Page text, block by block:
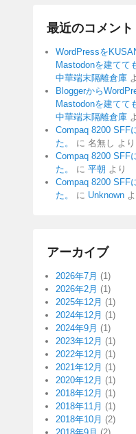
最近のコメント
WordPressを
Mastodonを建てて
中華端末隔離倉庫
Bloggerから
Mastodonを建てて
中華端末隔離倉庫
Compaq 8200 SFF
た。
に 名無し より
Compaq 8200 SFF
た。
に 平朝 より
Compaq 8200 SFF
た。
に Unknown
アーカイブ
2026年7月 (1)
2026年2月 (1)
2025年12月 (1)
2024年12月 (1)
2024年9月 (1)
2023年12月 (1)
2022年12月 (1)
2021年12月 (1)
2020年12月 (1)
2018年12月 (1)
2018年11月 (1)
2018年10月 (2)